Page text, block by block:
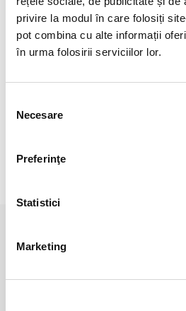
privire la modul în care folosiți
pot combina cu alte informații
în urma folosirii serviciilor lor.
consimțământului
Necesare
Preferinţe
Statistici
Marketing
Pozele sunt realizate cu aparat
Culoarea poate diferi usor, in